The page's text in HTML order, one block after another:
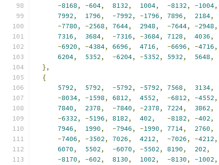
-8168, -604, 8132, 1004, -8132, -1004,
7992, 1796, -7992, -1796, 7896, 2184,
-7780, -2568, 7644, 2948, -7644, -2948,
7316, 3684, -7316, -3684, 7128, 4036,
-6920, -4384, 6696, 4716, -6696, -4716,
6204, 5352, -6204, -5352, 5932, 5648,
},
{
5792, 5792, -5792, -5792, 7568, 3134,
-8034, -1598, 6812, 4552, -6812, -4552,
7840, 2378, -7840, -2378, 7224, 3862,
-6332, -5196, 8182, 402, -8182, -402,
7946, 1990, -7946, -1990, 7714, 2760,
-7406, -3502, 7026, 4212, -7026, -4212,
6070, 5502, -6070, -5502, 8190, 202,
-8170, -602, 8130, 1002, -8130, -1002,